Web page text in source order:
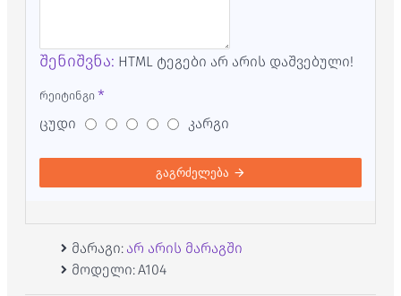
შენიშვნა: HTML ტეგები არ არის დაშვებული!
რეიტინგი
ცუდი კარგი
გაგრძელება
მარაგი: არ არის მარაგში
მოდელი:A104